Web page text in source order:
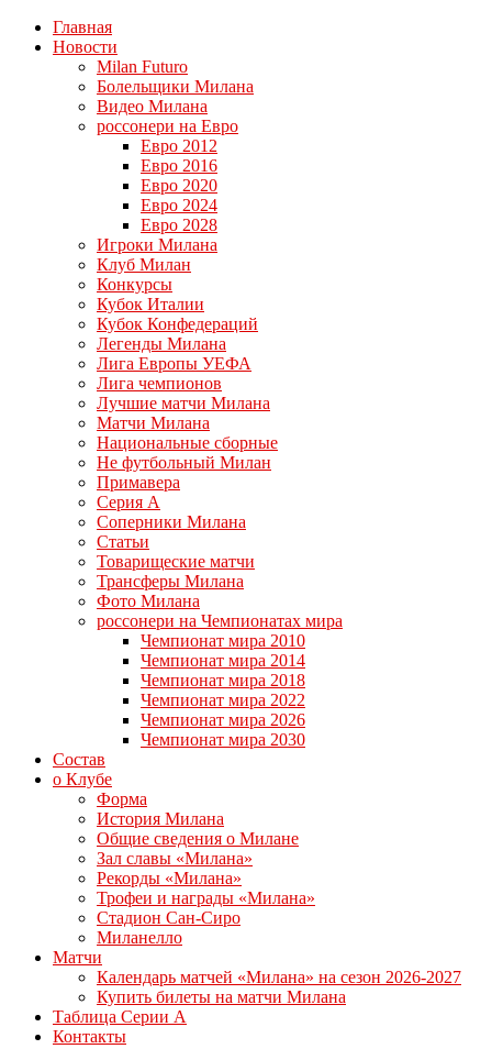
Главная
Новости
Milan Futuro
Болельщики Милана
Видео Милана
россонери на Евро
Евро 2012
Евро 2016
Евро 2020
Евро 2024
Евро 2028
Игроки Милана
Клуб Милан
Конкурсы
Кубок Италии
Кубок Конфедераций
Легенды Милана
Лига Европы УЕФА
Лига чемпионов
Лучшие матчи Милана
Матчи Милана
Национальные сборные
Не футбольный Милан
Примавера
Серия А
Соперники Милана
Статьи
Товарищеские матчи
Трансферы Милана
Фото Милана
россонери на Чемпионатах мира
Чемпионат мира 2010
Чемпионат мира 2014
Чемпионат мира 2018
Чемпионат мира 2022
Чемпионат мира 2026
Чемпионат мира 2030
Состав
о Клубе
Форма
История Милана
Общие сведения о Милане
Зал славы «Милана»
Рекорды «Милана»
Трофеи и награды «Милана»
Стадион Сан-Сиро
Миланелло
Матчи
Календарь матчей «Милана» на сезон 2026-2027
Купить билеты на матчи Милана
Таблица Серии А
Контакты